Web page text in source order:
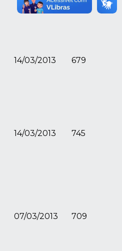
14/03/2013 679
14/03/2013 745
07/03/2013 709